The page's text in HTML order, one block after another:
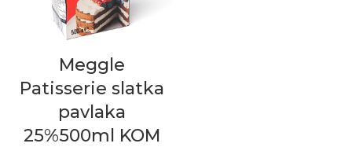
Meggle
Patisserie slatka
pavlaka
25%500ml KOM